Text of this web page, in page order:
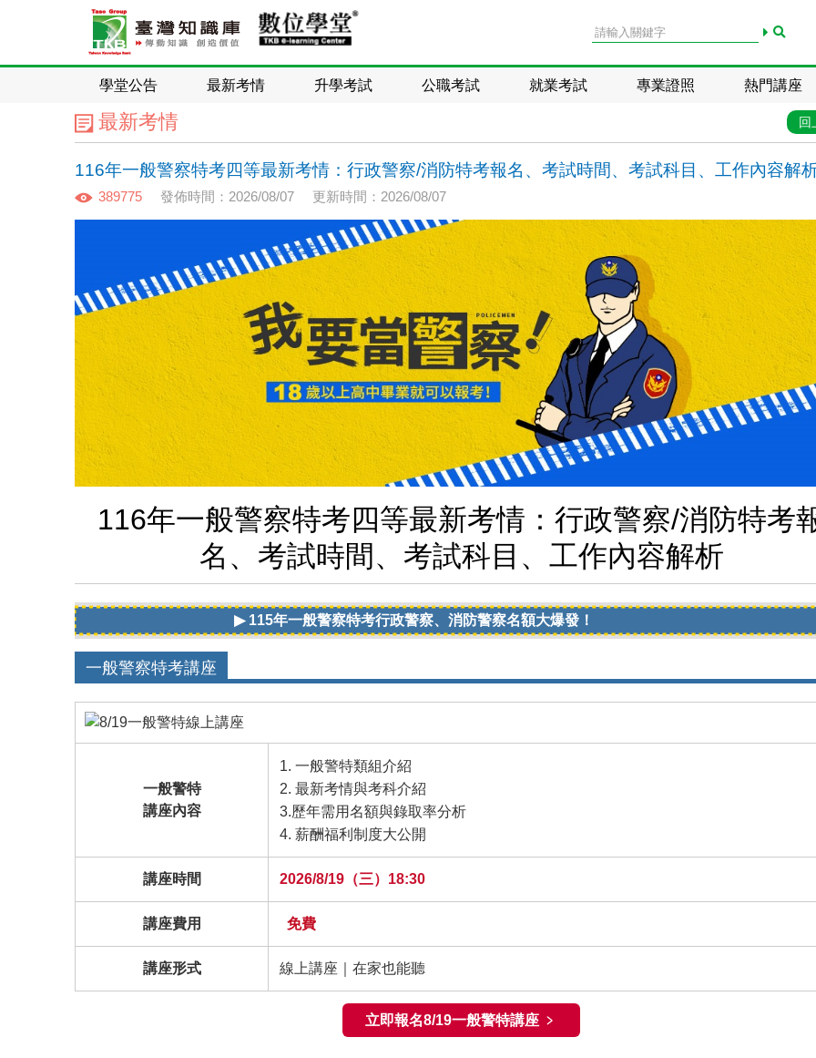
學堂公告 最新考情 升學考試 公職考試 就業考試 專業證照 熱門講座
最新考情 回
116年一般警察特考四等最新考情：行政警察/消防特考報名、考試時間、考試科目、工作內容解
389775 發佈時間：2026/08/07 更新時間：2026/08/07
116年一般警察特考四等最新考情：行政警察/消防特考
名、考試時間、考試科目、工作內容解析
▶ 115年一般警察特考行政警察、消防警察名額大爆發！
一般警察特考講座
一般警特
講座內容
1. 一般警特類組介紹
2. 最新考情與考科介紹
3.歷年需用名額與錄取率分析
4. 薪酬福利制度大公開
講座時間 2026/8/19（三）18:30
講座費用 免費
講座形式 線上講座｜在家也能聽
立即報名8/19一般警特講座 ﹥